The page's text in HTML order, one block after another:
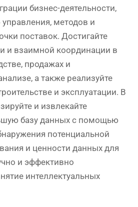
бизнес-деятельности,
методов и
поставок. Достигайте
и взаимной координации в
продажах и
а также реализуйте
и эксплуатации. В
и извлекайте
базу данных с помощью
потенциальной
и ценности данных для
и эффективно
интеллектуальных